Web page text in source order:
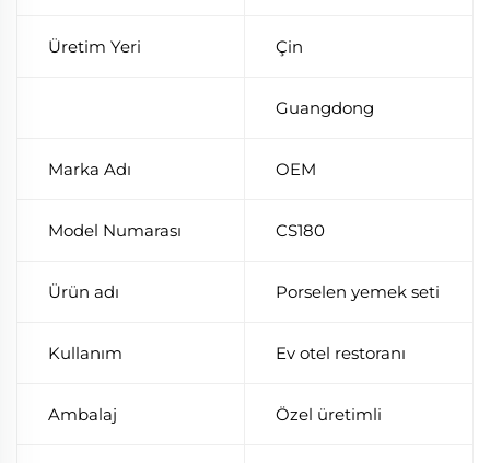
Üretim Yeri Çin
Guangdong
Marka Adı OEM
Model Numarası CS180
Ürün adı Porselen yemek seti
Kullanım Ev otel restoranı
Ambalaj Özel üretimli